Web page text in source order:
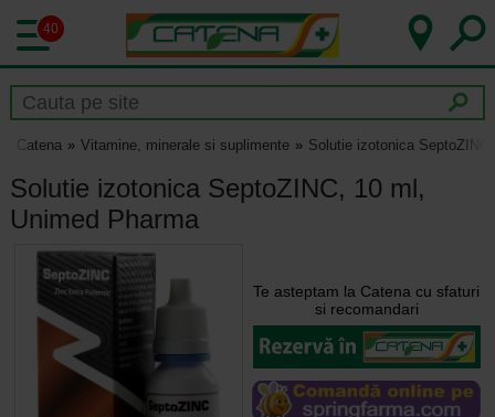
40
Catena Vitamine, minerale si suplimente Solutie izotonica
Solutie izotonica SeptoZINC, 10 ml,
Unimed Pharma
Te asteptam la Catena cu sfaturi
si recomandari